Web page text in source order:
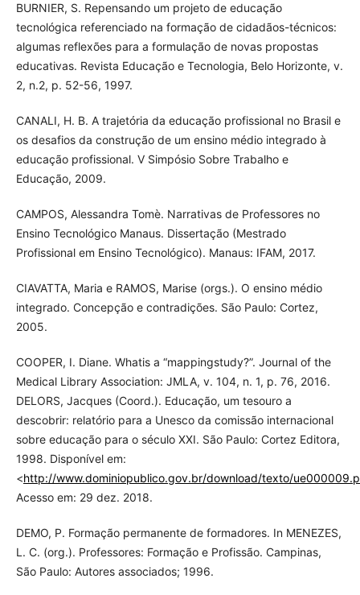
BURNIER, S. Repensando um projeto de educação
tecnológica referenciado na formação de cidadãos-técnicos:
algumas reflexões para a formulação de novas propostas
educativas. Revista Educação e Tecnologia, Belo Horizonte, v.
2, n.2, p. 52-56, 1997.
CANALI, H. B. A trajetória da educação profissional no Brasil e
os desafios da construção de um ensino médio integrado à
educação profissional. V Simpósio Sobre Trabalho e
Educação, 2009.
CAMPOS, Alessandra Tomè. Narrativas de Professores no
Ensino Tecnológico Manaus. Dissertação (Mestrado
Profissional em Ensino Tecnológico). Manaus: IFAM, 2017.
CIAVATTA, Maria e RAMOS, Marise (orgs.). O ensino médio
integrado. Concepção e contradições. São Paulo: Cortez,
2005.
COOPER, I. Diane. Whatis a “mappingstudy?”. Journal of the
Medical Library Association: JMLA, v. 104, n. 1, p. 76, 2016.
DELORS, Jacques (Coord.). Educação, um tesouro a
descobrir: relatório para a Unesco da comissão internacional
sobre educação para o século XXI. São Paulo: Cortez Editora,
1998. Disponível em:
<http://www.dominiopublico.gov.br/download/texto/
Acesso em: 29 dez. 2018.
DEMO, P. Formação permanente de formadores. In MENEZES,
L. C. (org.). Professores: Formação e Profissão. Campinas,
São Paulo: Autores associados; 1996.